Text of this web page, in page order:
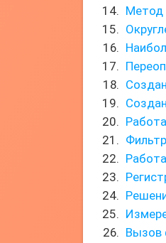
Метод
Вызов